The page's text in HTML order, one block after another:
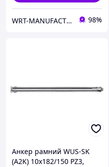
WRT-MANUFACTURING 98%
Анкер рамний WUS-SK
(A2K) 10x182/150 PZ3,